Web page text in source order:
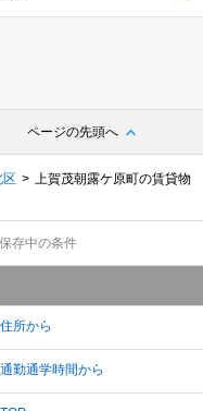
ページの先頭へ
区
上賀茂朝露ケ原町の賃貸物
保存中の条件
住所から
通勤通学時間から